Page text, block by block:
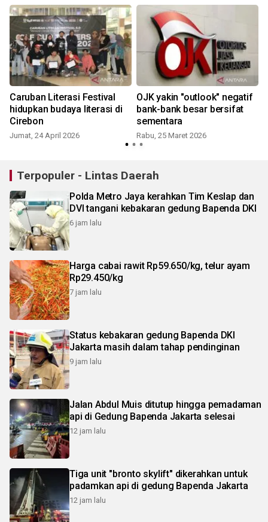
Caruban Literasi Festival
hidupkan budaya literasi di
Cirebon
Jumat, 24 April 2026
OJK yakin "outlook" negatif
bank-bank besar bersifat
sementara
Rabu, 25 Maret 2026
Terpopuler - Lintas Daerah
Polda Metro Jaya kerahkan Tim Keslap dan
DVI tangani kebakaran gedung Bapenda DKI
6 jam lalu
Harga cabai rawit Rp59.650/kg, telur ayam
Rp29.450/kg
7 jam lalu
Status kebakaran gedung Bapenda DKI
Jakarta masih dalam tahap pendinginan
9 jam lalu
Jalan Abdul Muis ditutup hingga pemadaman
api di Gedung Bapenda Jakarta selesai
12 jam lalu
Tiga unit "bronto skylift" dikerahkan untuk
padamkan api di gedung Bapenda Jakarta
12 jam lalu